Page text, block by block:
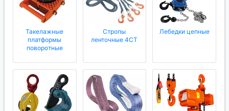
Такелажные
платформы
поворотные
Стропы
ленточные 4СТ
Лебедки цепные